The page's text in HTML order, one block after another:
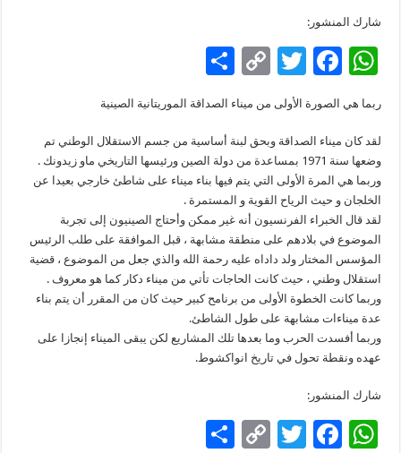
شارك المنشور:
W
h
at
sA
p
p
F
ac
e
b
o
o
k
T
tt
er
C
o
p
y
Li
n
k
h
ar
e
ربما هي الصورة الأولى من ميناء الصداقة الموريتانية الصينية
لقد كان ميناء الصداقة وبحق لبنة أساسية من جسم الاستقلال الوطني تم
وضعها سنة 1971 بمساعدة من دولة الصين ورئيسها التاريخي ماو زيدونك .
وربما هي المرة الأولى التي يتم فيها بناء ميناء على شاطئ خارجي بعيدا عن
الخلجان و حيث الرياح القوية و المستمرة .
لقد قال الخبراء الفرنسيون أنه غير ممكن وأحتاج الصينيون إلى تجربة
الموضوع في بلادهم على منطقة مشابهة ، قبل الموافقة على طلب الرئيس
المؤسس المختار ولد داداه عليه رحمة الله والذي جعل من الموضوع ، قضية
استقلال وطني ، حيث كانت الحاجات تأتي من ميناء دكار كما هو معروف .
وربما كانت الخطوة الأولى من برنامح كبير حيث كان من المقرر أن يتم بناء
عدة ميناءات مشابهة على طول الشاطئ.
وربما أفسدت الحرب وما بعدها تلك المشاريع لكن يبقى الميناء إنجازا على
عهده ونقطة تحول في تاريخ انواكشوط.
شارك المنشور:
W
F
T
C